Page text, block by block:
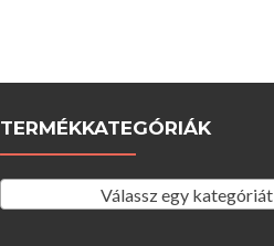
TERMÉKKATEGÓRIÁK
Válassz egy kategóriát